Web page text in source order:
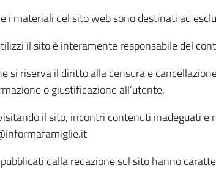
i materiali del sito web sono destinati ad
il sito è interamente responsabile del
si riserva il diritto alla censura e
o giustificazione all’utente.
il sito, incontri contenuti inadeguati e
dalla redazione sul sito hanno